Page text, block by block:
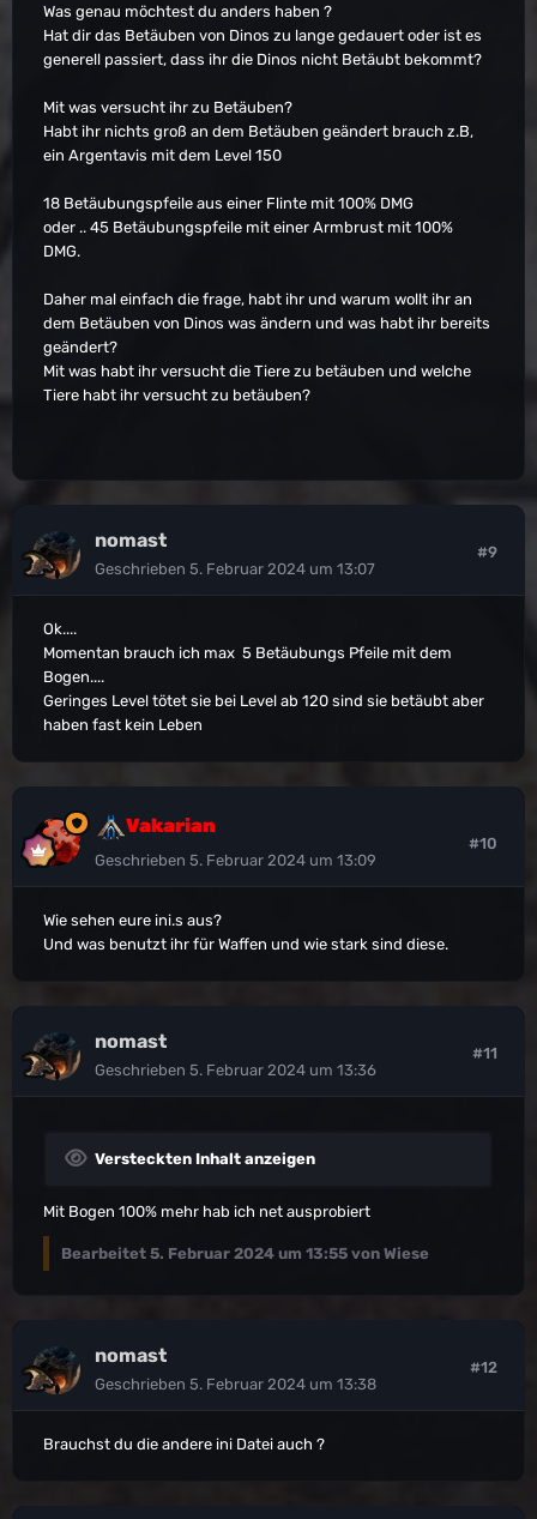
Was genau möchtest du anders haben ?
Hat dir das Betäuben von Dinos zu lange gedauert oder ist es
generell passiert, dass ihr die Dinos nicht Betäubt bekommt?
Mit was versucht ihr zu Betäuben?
Habt ihr nichts groß an dem Betäuben geändert brauch z.B,
ein Argentavis mit dem Level 150
18 Betäubungspfeile aus einer Flinte mit 100% DMG
oder .. 45 Betäubungspfeile mit einer Armbrust mit 100%
DMG.
Daher mal einfach die frage, habt ihr und warum wollt ihr an
dem Betäuben von Dinos was ändern und was habt ihr bereits
geändert?
Mit was habt ihr versucht die Tiere zu betäuben und welche
Tiere habt ihr versucht zu betäuben?
nomast
Geschrieben 5. Februar 2024 um 13:07
#9
Ok....
Momentan brauch ich max 5 Betäubungs Pfeile mit dem
Bogen....
Geringes Level tötet sie bei Level ab 120 sind sie betäubt aber
haben fast kein Leben
Vakarian
Geschrieben 5. Februar 2024 um 13:09
#10
Wie sehen eure ini.s aus?
Und was benutzt ihr für Waffen und wie stark sind diese.
nomast
Geschrieben 5. Februar 2024 um 13:36
#11
Versteckten Inhalt anzeigen
Mit Bogen 100% mehr hab ich net ausprobiert
Bearbeitet 5. Februar 2024 um 13:55 von Wiese
nomast
Geschrieben 5. Februar 2024 um 13:38
#12
Brauchst du die andere ini Datei auch ?